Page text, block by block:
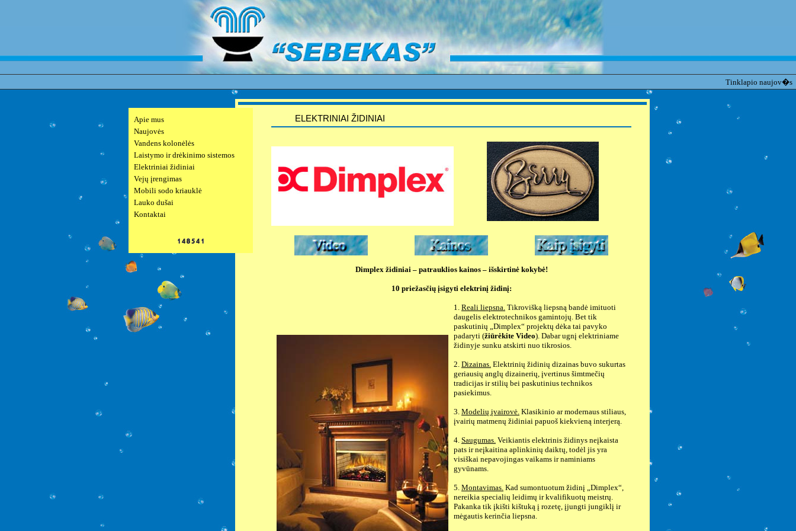
Tinklapio naujov�s
Apie mus
Naujovės
Vandens kolonėlės
Laistymo ir drėkinimo sistemos
Elektriniai židiniai
Vejų įrengimas
Mobili sodo kriauklė
Lauko dušai
Kontaktai
ELEKTRINIAI ŽIDINIAI
Dimplex židiniai – patrauklios kainos – išskirtinė kokybė!
10 priežasčių įsigyti elektrinį židinį:
1. Reali liepsna. Tikrovišką liepsną bandė imituoti
daugelis elektrotechnikos gamintojų. Bet tik
paskutinių „Dimplex“ projektų dėka tai pavyko
padaryti (žiūrėkite Video). Dabar ugnį elektriniame
židinyje sunku atskirti nuo tikrosios.
2. Dizainas. Elektrinių židinių dizainas buvo sukurtas
geriausių anglų dizainerių, įvertinus šimtmečių
tradicijas ir stilių bei paskutinius technikos
pasiekimus.
3. Modelių įvairovė. Klasikinio ar modernaus stiliaus,
įvairių matmenų židiniai papuoš kiekvieną interjerą.
4. Saugumas. Veikiantis elektrinis židinys neįkaista
pats ir neįkaitina aplinkinių daiktų, todėl jis yra
visiškai nepavojingas vaikams ir naminiams
gyvūnams.
5. Montavimas. Kad sumontuotum židinį „Dimplex“,
nereikia specialių leidimų ir kvalifikuotų meistrų.
Pakanka tik įkišti kištuką į rozetę, įjungti jungiklį ir
mėgautis kerinčia liepsna.